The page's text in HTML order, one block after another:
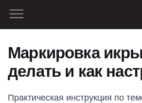
Маркировка
делать и как
Практическая инструкция по